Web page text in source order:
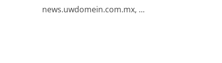
news.uwdomein.com.mx, ...